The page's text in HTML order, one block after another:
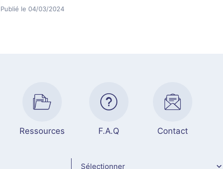
Publié le 04/03/2024
Ressources F.A.Q Contact
Sélectionner